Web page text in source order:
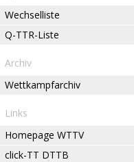
Wechselliste
Q-TTR-Liste
Archiv
Wettkampfarchiv
Links
Homepage WTTV
click-TT DTTB